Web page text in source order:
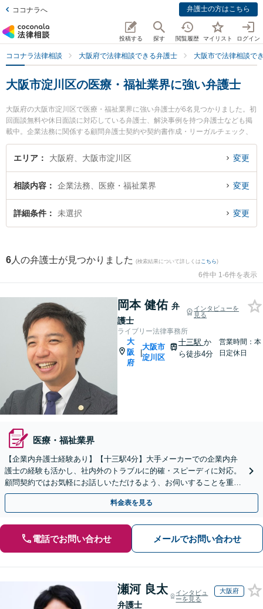
ココナラへ 弁護士の方はこちら
投稿する 探す 閲覧履歴 マイリスト ログイン
ココナラ法律相談 大阪府で法律相談できる弁護士 大阪市で法律相談で
大阪市淀川区の医療・福祉業界に強い弁護士
大阪府の大阪市淀川区で医療・福祉業界に強い弁護士が6名見つかりました。初
回面談無料や休日面談に対応している弁護士、解決事例を持つ弁護士なども掲
載中。企業法務に関係する顧問弁護士契約や契約書作成・リーガルチェック、
雇用契約書・就業規則作成等の細かな分野での絞り込み検索もでき便利です。
特にライブリー法律事務所の岡本 健佑弁護士や金城・清水法律会計事務所の金
た医療・福祉業界のトラブルを今すぐに弁護士に相談したい』『医療・福祉業
界のトラブル解決の実績豊富な近くの弁護士を検索したい』『初回相談無料で
医療・福祉業界を法律相談できる大阪市淀川区内の弁護士に相談予約したい』
エリア 大阪府、大阪市淀川区 変更
相談内容 企業法務、医療・福祉業界 変更
詳細条件 未選択 変更
6 人の弁護士が見つかりました (検索結果について詳しくは こちら)
6件中 1-6件を表示
岡本 健佑 弁
護士
インタビューを
見る
ライブリー法律事務所
大
阪
府
|
大阪市
淀川区
十三駅 か
ら徒歩4分
営業時間：本
日定休日
医療・福祉業界
【企業内弁護士経験あり】【十三駅4分】大手メーカーでの企業内弁
護士の経験も活かし、社内外のトラブルに的確・スピーディに対応。
顧問契約ではお気軽にお話しいただけるよう、お伺いすることを重視
しています。顧問料月額1万円～【初回相談30分無料】
料金表を見る
電話でお問い合わせ メールでお問い合わせ
瀬河 良太
弁護士
インタビュ
ーを見る
大阪府